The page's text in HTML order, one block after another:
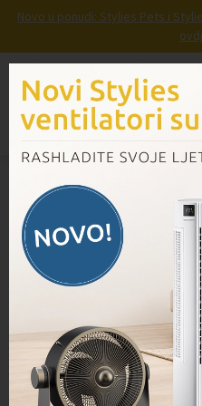
Novo u ponudi: Stylies Pets i
Domov
/ Proizvodi / Priključak za